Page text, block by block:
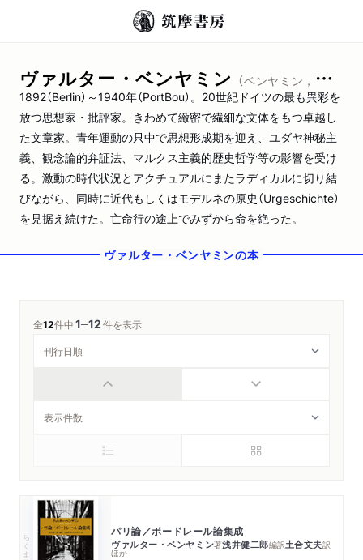
ヴァルター・ベンヤミン （ベンヤミン，ヴァルター）
1892（Berlin）～1940年（PortBou）。20世紀ドイツの最も異彩を
放つ思想家・批評家。きわめて緻密で繊細な文体をもつ卓越し
た文章家。青年運動の只中で思想形成期を迎え、ユダヤ神秘主
義、観念論的弁証法、マルクス主義的歴史哲学等の影響を受け
る。激動の時代状況とアクチュアルにまたラディカルに切り結
びながら、同時に近代もしくはモデルネの原史（Urgeschichte）
を見据え続けた。亡命行の途上でみずから命を絶った。
ヴァルター・ベンヤミンの本
全12件中1─12件を表示
ちくま学芸文庫 パリ論／ボードレール論集成
ヴァルター・ベンヤミン著浅井健二郎編訳土合文夫訳
ほか